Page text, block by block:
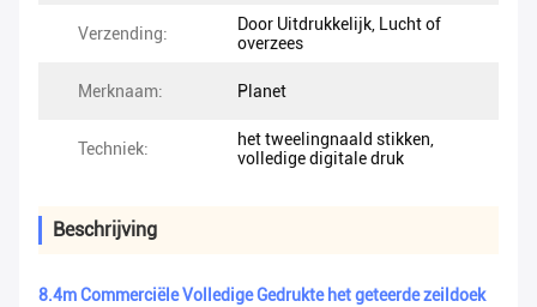
Verzending:
Door Uitdrukkelijk, Lucht of
overzees
Merknaam: Planet
Techniek:
het tweelingnaald stikken,
volledige digitale druk
Beschrijving
8.4m Commerciële Volledige Gedrukte het geteerde zeildoek